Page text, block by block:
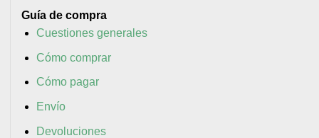
Guía de compra
Cuestiones generales
Cómo comprar
Cómo pagar
Envío
Devoluciones